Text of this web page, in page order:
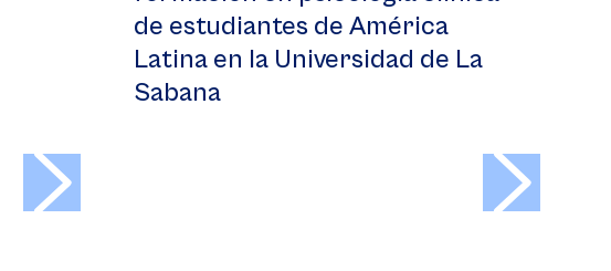
de estudiantes de América
Latina en la Universidad de La
Sabana